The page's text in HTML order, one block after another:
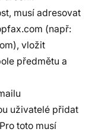
musí adresovat
(např:
vložit
předmětu a
uživatelé přidat
toto musí